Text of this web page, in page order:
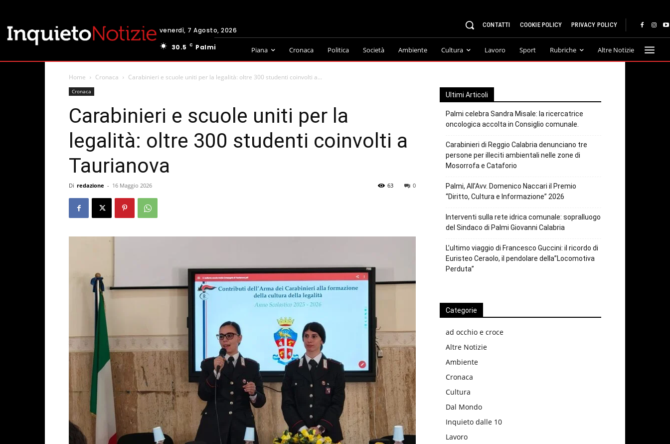
venerdì, 7 Agosto, 2026
30.5
C Palmi
CONTATTI COOKIE POLICY PRIVACY POLICY
Piana Cronaca Politica Società Ambiente Cultura Lavoro Sport Rubriche Altre Notizie
Home Cronaca Carabinieri e scuole uniti per la legalità: oltre 300 studenti coinvolti a...
Cronaca
Carabinieri e scuole uniti per la
legalità: oltre 300 studenti coinvolti a
Taurianova
Di redazione - 16 Maggio 2026 0
63
Ultimi Articoli
Palmi celebra Sandra Misale: la ricercatrice
oncologica accolta in Consiglio comunale.
Carabinieri di Reggio Calabria denunciano tre
persone per illeciti ambientali nelle zone di
Mosorrofa e Cataforio
Palmi, All’Avv. Domenico Naccari il Premio
“Diritto, Cultura e Informazione” 2026
Interventi sulla rete idrica comunale: sopralluogo
del Sindaco di Palmi Giovanni Calabria
L’ultimo viaggio di Francesco Guccini: il ricordo di
Euristeo Ceraolo, il pendolare della”Locomotiva
Perduta”
Categorie
ad occhio e croce
Altre Notizie
Ambiente
Cronaca
Cultura
Dal Mondo
Inquieto dalle 10
Lavoro